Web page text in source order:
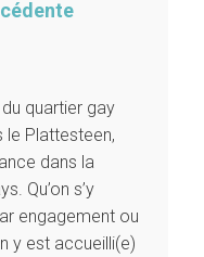
quartier gay
le Plattesteen,
dans la
Qu’on s’y
engagement ou
y est accueilli(e)